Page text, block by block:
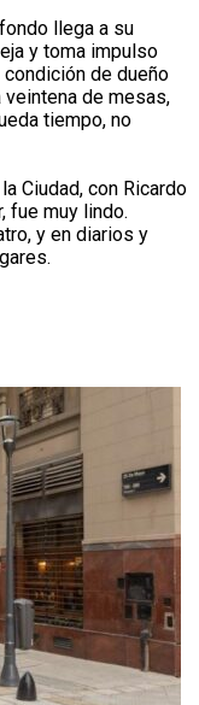
llega a su
y toma impulso
de dueño
de mesas,
tiempo, no
Ciudad, con Ricardo
fue muy lindo.
y en diarios y